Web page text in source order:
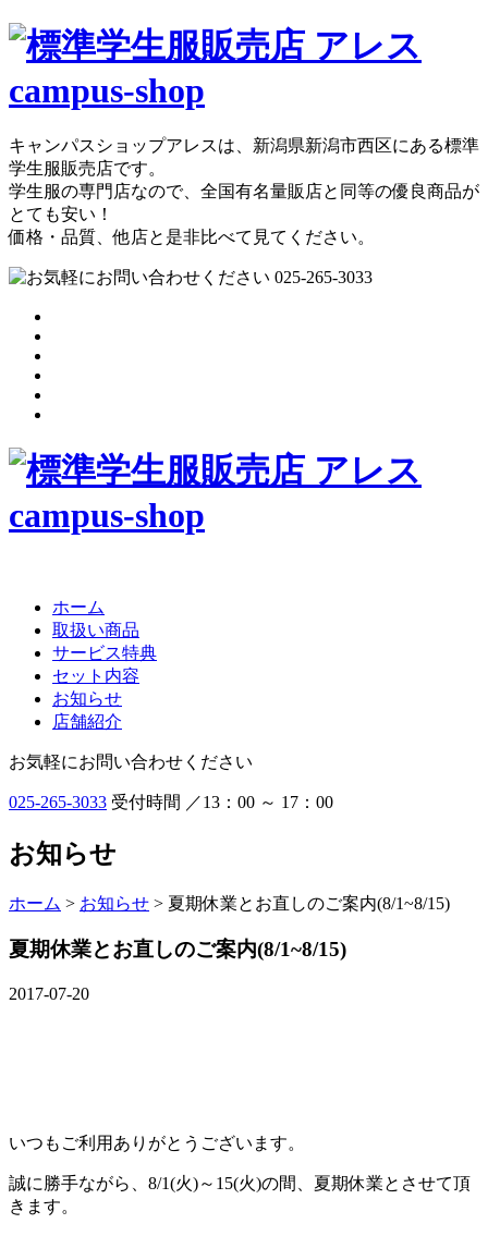
キャンパスショップアレスは、新潟県新潟市西区にある標準
学生服販売店です。
学生服の専門店なので、全国有名量販店と同等の優良商品が
とても安い！
価格・品質、他店と是非比べて見てください。
ホーム
取扱い商品
サービス特典
セット内容
お知らせ
店舗紹介
お気軽にお問い合わせください
025-265-3033 受付時間 ／13：00 ～ 17：00
お知らせ
ホーム > お知らせ > 夏期休業とお直しのご案内(8/1~8/15)
夏期休業とお直しのご案内(8/1~8/15)
2017-07-20
いつもご利用ありがとうございます。
誠に勝手ながら、8/1(火)～15(火)の間、夏期休業とさせて頂
きます。